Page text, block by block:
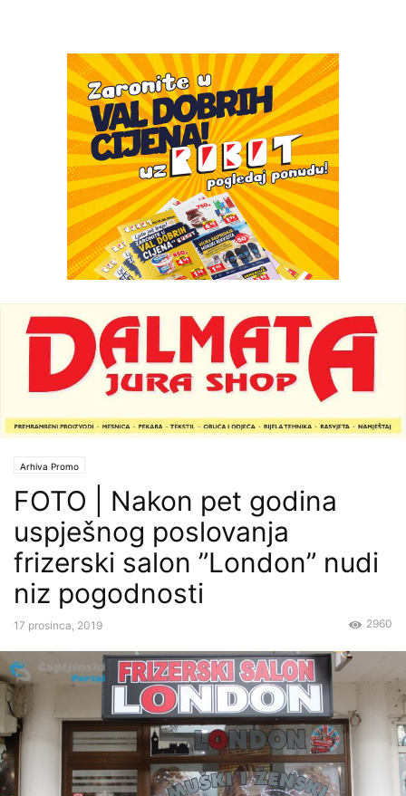
Arhiva Promo
FOTO | Nakon pet godina
uspješnog poslovanja
frizerski salon ”London” nudi
niz pogodnosti
17 prosinca, 2019 2960